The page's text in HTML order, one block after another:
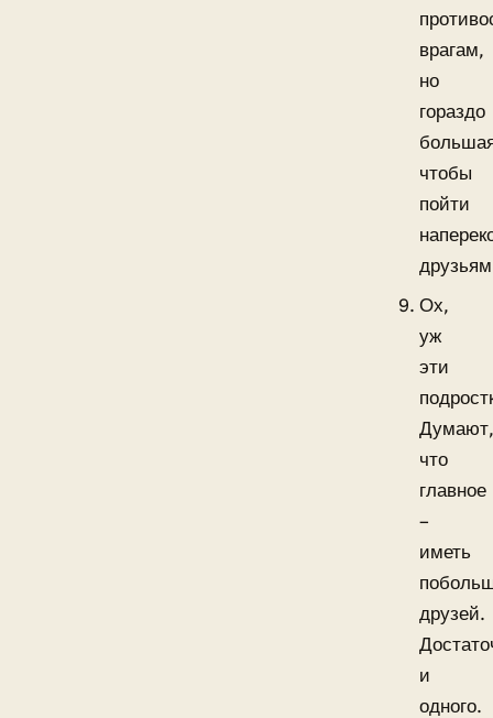
врагам,
но
гораздо
чтобы
пойти
Ох,
уж
эти
что
главное
–
иметь
друзей.
и
одного.